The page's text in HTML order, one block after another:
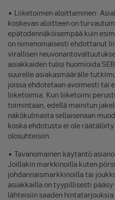
• Liiketoimen aloittaminen:
koskevan aloitteen on
epätodennäköisempää kuin
on nimenomaisesti ehdottanut
virallisen
asiakkaiden tulisi huomioida
suurelle asiakasmäärälle
joissa ehdotetaan avoimesti tai
liiketoimia. Kun liiketoimi
toimintaan, edellä mainitun
näkökulmasta sellaisenaan
koska ehdotusta ei ole
olosuhteisiin.
• Tavanomainen käytäntö
Joillakin markkinoilla kuten
johdannaismarkkinoilla tai
asiakkailla on tyypillisesti
lähteisiin saaden